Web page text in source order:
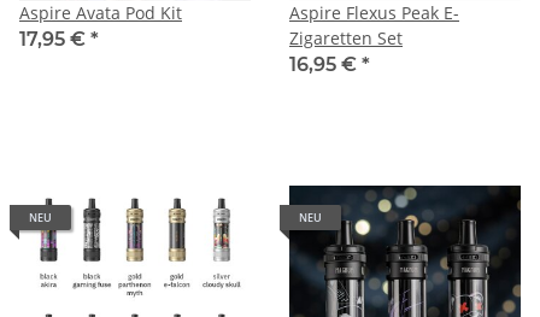
Aspire Avata Pod Kit
17,95 € *
Aspire Flexus Peak E-
Zigaretten Set
16,95 € *
NEU NEU